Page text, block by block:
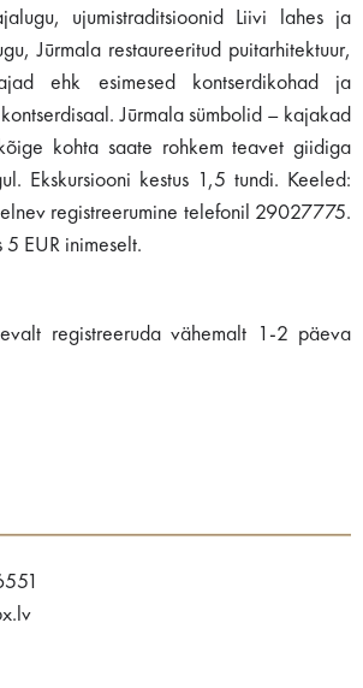
ujumistraditsioonid Liivi lahes ja
Jūrmala restaureeritud puitarhitektuur,
ehk esimesed kontserdikohad ja
Jūrmala sümbolid – kajakad
kohta saate rohkem teavet giidiga
Ekskursiooni kestus 1,5 tundi. Keeled:
registreerumine telefonil 29027775.
5 EUR inimeselt.
registreeruda vähemalt 1-2 päeva